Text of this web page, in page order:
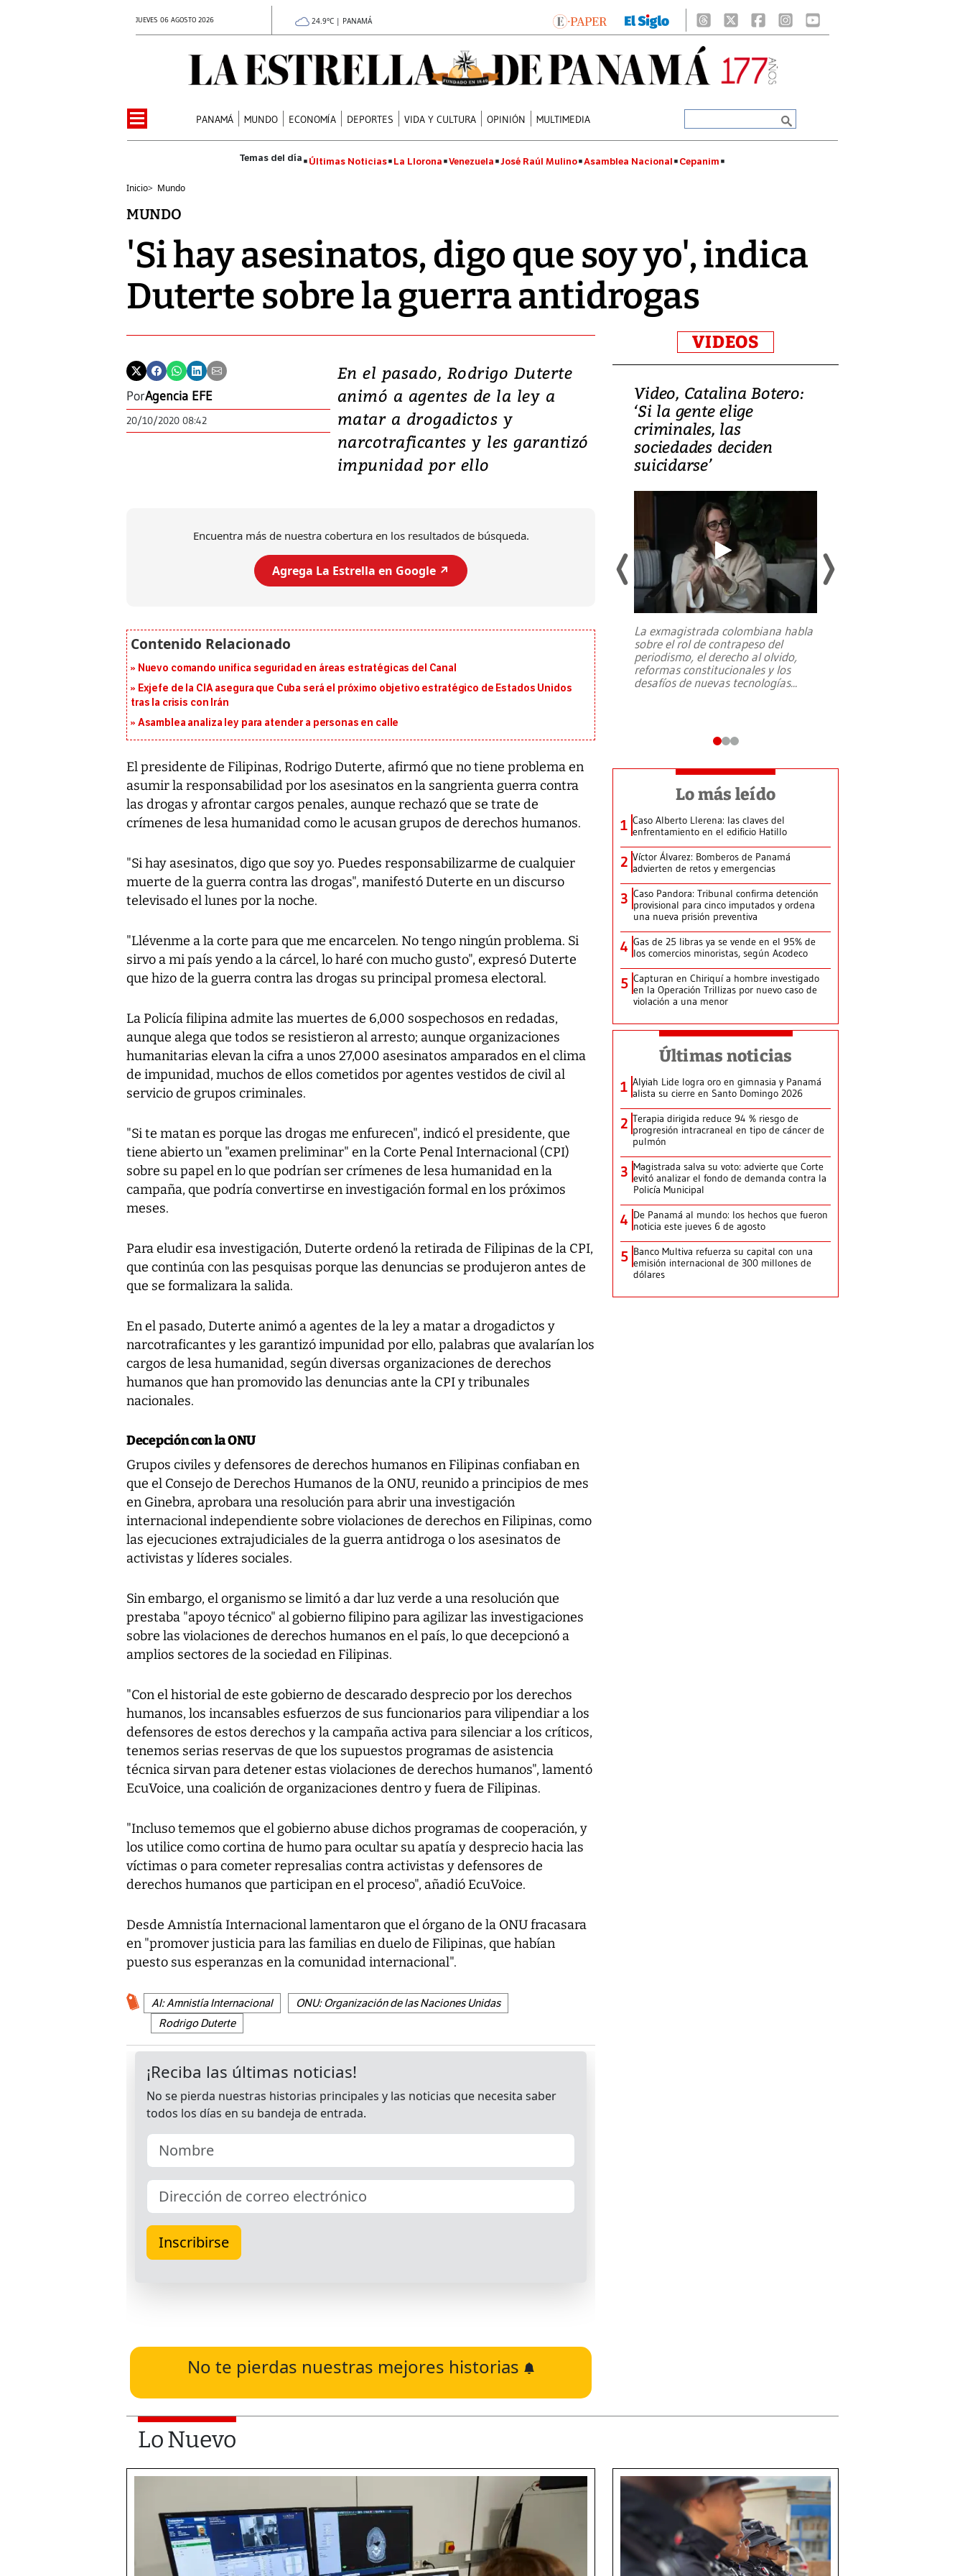
JUEVES 06 AGOSTO 2026 24.9°C | PANAMÁ
PANAMÁ MUNDO ECONOMÍA DEPORTES VIDA Y CULTURA OPINIÓN MULTIMEDIA
Últimas Noticias La Llorona Venezuela José Raúl Mulino Asamblea Nacional Cepanim
Inicio> Mundo
MUNDO
'Si hay asesinatos, digo que soy yo', indica
Duterte sobre la guerra antidrogas
PorAgencia EFE
20/10/2020 08:42
En el pasado, Rodrigo Duterte
animó a agentes de la ley a
matar a drogadictos y
narcotraficantes y les garantizó
impunidad por ello
Encuentra más de nuestra cobertura en los resultados de búsqueda.
Agrega La Estrella en Google ↗️
Nuevo comando unifica seguridad en áreas estratégicas del Canal
Exjefe de la CIA asegura que Cuba será el próximo objetivo estratégico de Estados Unidos
tras la crisis con Irán
Asamblea analiza ley para atender a personas en calle
El presidente de Filipinas, Rodrigo Duterte, afirmó que no tiene problema en
asumir la responsabilidad por los asesinatos en la sangrienta guerra contra
las drogas y afrontar cargos penales, aunque rechazó que se trate de
crímenes de lesa humanidad como le acusan grupos de derechos humanos.
"Si hay asesinatos, digo que soy yo. Puedes responsabilizarme de cualquier
muerte de la guerra contra las drogas", manifestó Duterte en un discurso
televisado el lunes por la noche.
"Llévenme a la corte para que me encarcelen. No tengo ningún problema. Si
sirvo a mi país yendo a la cárcel, lo haré con mucho gusto", expresó Duterte
que hizo de la guerra contra las drogas su principal promesa electoral.
La Policía filipina admite las muertes de 6,000 sospechosos en redadas,
aunque alega que todos se resistieron al arresto; aunque organizaciones
humanitarias elevan la cifra a unos 27,000 asesinatos amparados en el clima
de impunidad, muchos de ellos cometidos por agentes vestidos de civil al
servicio de grupos criminales.
"Si te matan es porque las drogas me enfurecen", indicó el presidente, que
tiene abierto un "examen preliminar" en la Corte Penal Internacional (CPI)
sobre su papel en lo que podrían ser crímenes de lesa humanidad en la
campaña, que podría convertirse en investigación formal en los próximos
meses.
Para eludir esa investigación, Duterte ordenó la retirada de Filipinas de la CPI,
que continúa con las pesquisas porque las denuncias se produjeron antes de
que se formalizara la salida.
En el pasado, Duterte animó a agentes de la ley a matar a drogadictos y
narcotraficantes y les garantizó impunidad por ello, palabras que avalarían los
cargos de lesa humanidad, según diversas organizaciones de derechos
humanos que han promovido las denuncias ante la CPI y tribunales
nacionales.
Decepción con la ONU
Grupos civiles y defensores de derechos humanos en Filipinas confiaban en
que el Consejo de Derechos Humanos de la ONU, reunido a principios de mes
en Ginebra, aprobara una resolución para abrir una investigación
internacional independiente sobre violaciones de derechos en Filipinas, como
las ejecuciones extrajudiciales de la guerra antidroga o los asesinatos de
activistas y líderes sociales.
Sin embargo, el organismo se limitó a dar luz verde a una resolución que
prestaba "apoyo técnico" al gobierno filipino para agilizar las investigaciones
sobre las violaciones de derechos humanos en el país, lo que decepcionó a
amplios sectores de la sociedad en Filipinas.
"Con el historial de este gobierno de descarado desprecio por los derechos
humanos, los incansables esfuerzos de sus funcionarios para vilipendiar a los
defensores de estos derechos y la campaña activa para silenciar a los críticos,
tenemos serias reservas de que los supuestos programas de asistencia
técnica sirvan para detener estas violaciones de derechos humanos", lamentó
EcuVoice, una coalición de organizaciones dentro y fuera de Filipinas.
"Incluso tememos que el gobierno abuse dichos programas de cooperación, y
los utilice como cortina de humo para ocultar su apatía y desprecio hacia las
víctimas o para cometer represalias contra activistas y defensores de
derechos humanos que participan en el proceso", añadió EcuVoice.
Desde Amnistía Internacional lamentaron que el órgano de la ONU fracasara
en "promover justicia para las familias en duelo de Filipinas, que habían
puesto sus esperanzas en la comunidad internacional".
AI: Amnistía Internacional
ONU: Organización de las Naciones Unidas
Rodrigo Duterte
No te pierdas nuestras mejores historias
VIDEOS
Video, Japón: Terremoto
deja heridos y graves
daños en Kumamoto
al sur de Japón, provocando una
Video, Catalina Botero:
‘Si la gente elige
criminales, las
sociedades deciden
suicidarse’
La exmagistrada colombiana habla
sobre el rol de contrapeso del
periodismo, el derecho al olvido,
reformas constitucionales y los
desafíos de nuevas tecnologías...
Lo más leído
1 Caso Alberto Llerena: las claves del
enfrentamiento en el edificio Hatillo
2 Víctor Álvarez: Bomberos de Panamá
advierten de retos y emergencias
3 Caso Pandora: Tribunal confirma detención
provisional para cinco imputados y ordena
una nueva prisión preventiva
4 Gas de 25 libras ya se vende en el 95% de
los comercios minoristas, según Acodeco
5 Capturan en Chiriquí a hombre investigado
en la Operación Trillizas por nuevo caso de
violación a una menor
Últimas noticias
1 Alyiah Lide logra oro en gimnasia y Panamá
alista su cierre en Santo Domingo 2026
2 Terapia dirigida reduce 94 % riesgo de
progresión intracraneal en tipo de cáncer de
pulmón
3 Magistrada salva su voto: advierte que Corte
evitó analizar el fondo de demanda contra la
Policía Municipal
4 De Panamá al mundo: los hechos que fueron
noticia este jueves 6 de agosto
5 Banco Multiva refuerza su capital con una
emisión internacional de 300 millones de
dólares
Lo Nuevo